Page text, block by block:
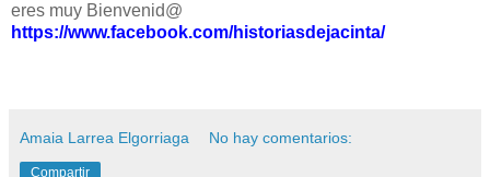
eres muy Bienvenid@
https://www.facebook.com/historiasdejacinta/
Amaia Larrea Elgorriaga No hay comentarios:
Compartir